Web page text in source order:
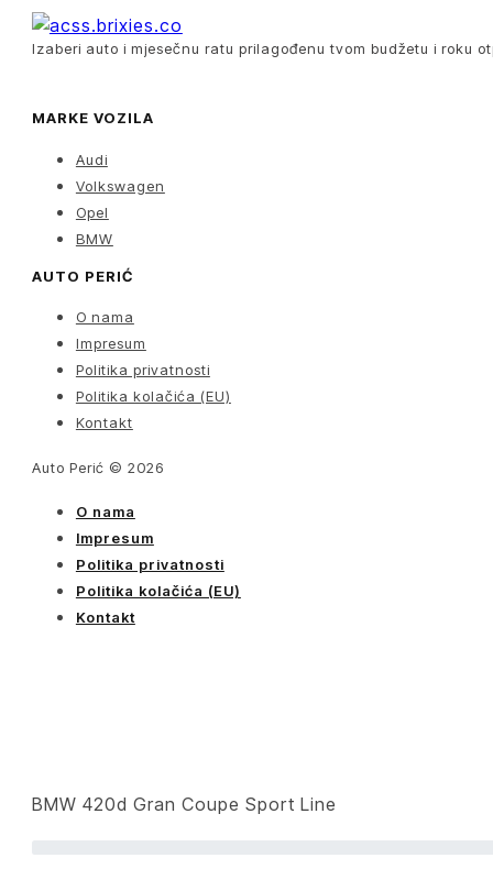
Izaberi auto i mjesečnu ratu prilagođenu tvom budžetu i roku
MARKE VOZILA
Audi
Volkswagen
Opel
BMW
AUTO PERIĆ
O nama
Impresum
Politika privatnosti
Politika kolačića (EU)
Kontakt
Auto Perić © 2026
O nama
Impresum
Politika privatnosti
Politika kolačića (EU)
Kontakt
BMW 420d Gran Coupe Sport Line